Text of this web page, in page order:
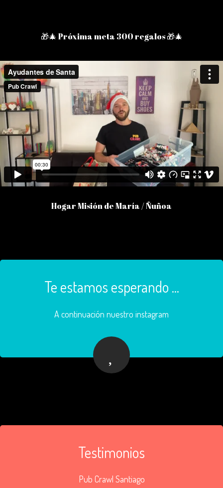
🎁🎄 Próxima meta 300 regalos 🎁🎄
Hogar Misión de María / Ñuñoa
Te estamos esperando ...
A continuación nuestro instagram
Testimonios
Pub Crawl Santiago